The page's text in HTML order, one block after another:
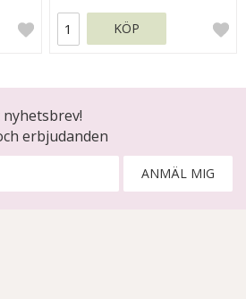
KÖP
erbjudanden
ANMÄL MIG